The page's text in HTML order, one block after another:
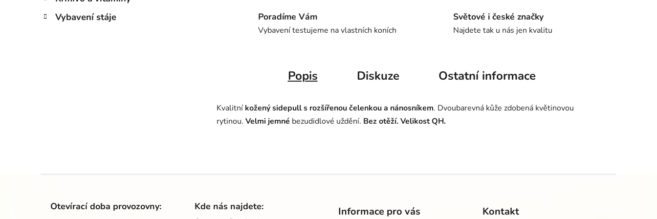
Vybavení stáje
Poradíme Vám
Vybavení testujeme na vlastních koních
Světové i české značky
Najdete tak u nás jen kvalitu
Popis Diskuze Ostatní informace
Kvalitní kožený sidepull s rozšířenou čelenkou a nánosníkem. Dvoubarevná kůže zdobená květinovou
rytinou. Velmi jemné bezudidlové uždění. Bez otěží. Velikost QH.
Otevírací doba provozovny: Kde nás najdete: Informace pro vás Kontakt